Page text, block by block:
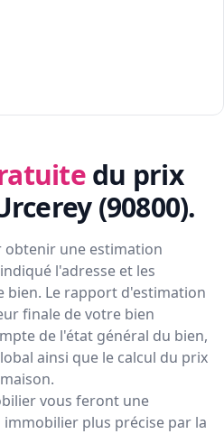
du prix
(90800).
une estimation
l'adresse et les
bien. Le rapport d'estimation
finale de votre bien
de l'état général du bien,
ainsi que le calcul du prix
vous feront une
plus précise par la